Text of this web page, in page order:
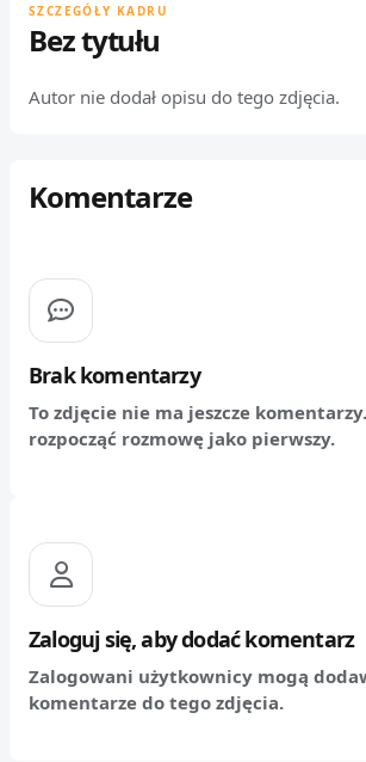
SZCZEGÓŁY KADRU
Bez tytułu
Autor nie dodał opisu do tego zdjęcia.
Komentarze
Brak komentarzy
To zdjęcie nie ma jeszcze
rozpocząć rozmowę jako pierwszy.
Zaloguj się, aby dodać komentarz
Zalogowani użytkownicy mogą
komentarze do tego zdjęcia.